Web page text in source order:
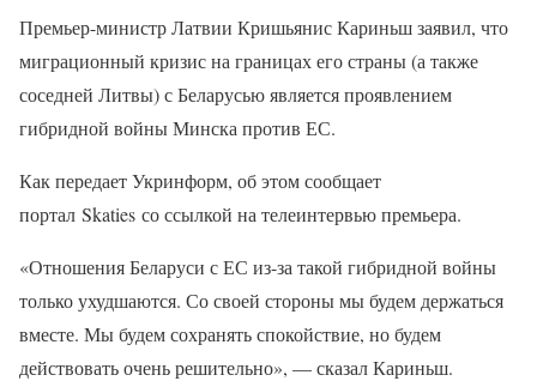
Премьер-министр Латвии Кришьянис Кариньш заявил, что
миграционный кризис на границах его страны (а также
соседней Литвы) с Беларусью является проявлением
гибридной войны Минска против ЕС.
Как передает Укринформ, об этом сообщает
портал Skaties со ссылкой на телеинтервью премьера.
«Отношения Беларуси с ЕС из-за такой гибридной войны
только ухудшаются. Со своей стороны мы будем держаться
вместе. Мы будем сохранять спокойствие, но будем
действовать очень решительно», — сказал Кариньш.